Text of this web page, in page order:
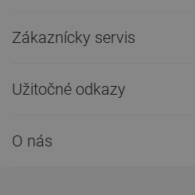
Zákaznícky servis
Užitočné odkazy
O nás